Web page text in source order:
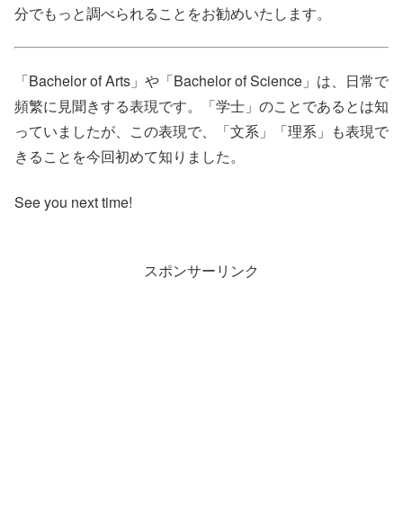
分でもっと調べられることをお勧めいたします。
「Bachelor of Arts」や「Bachelor of Science」は、日常で
頻繁に見聞きする表現です。「学士」のことであるとは知
っていましたが、この表現で、「文系」「理系」も表現で
きることを今回初めて知りました。
See you next time!
スポンサーリンク